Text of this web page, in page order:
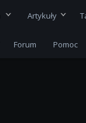
Artykuły
Forum Pomoc